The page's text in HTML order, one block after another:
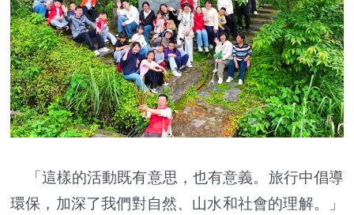
「這樣的活動既有意思，也有意義。旅行中倡導
環保，加深了我們對自然、山水和社會的理解。」